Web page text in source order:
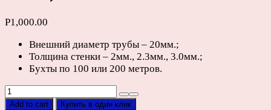
Р1,000.00
Внешний диаметр трубы – 20мм.;
Толщина стенки – 2мм., 2.3мм., 3.0мм.;
Бухты по 100 или 200 метров.
Напорная
труба
Add to cart Купить в один клик